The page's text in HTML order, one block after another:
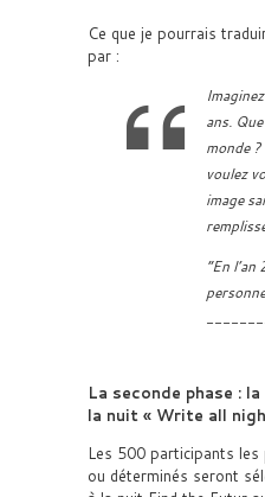
Ce que je pourrais
par :
ans.
monde
voulez
image
“En
La seconde phase :
la nuit « Write all
Les 500 participants
ou déterminés seront